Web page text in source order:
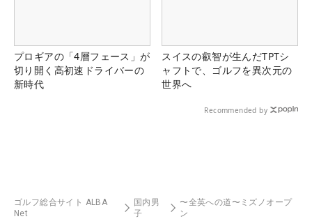
プロギアの「4層フェース」が
切り開く高初速ドライバーの
新時代
スイスの叡智が生んだTPTシ
ャフトで、ゴルフを異次元の
世界へ
Recommended by
ゴルフ総合サイト ALBA
Net
国内男
子
〜全英への道〜ミズノオープ
ン